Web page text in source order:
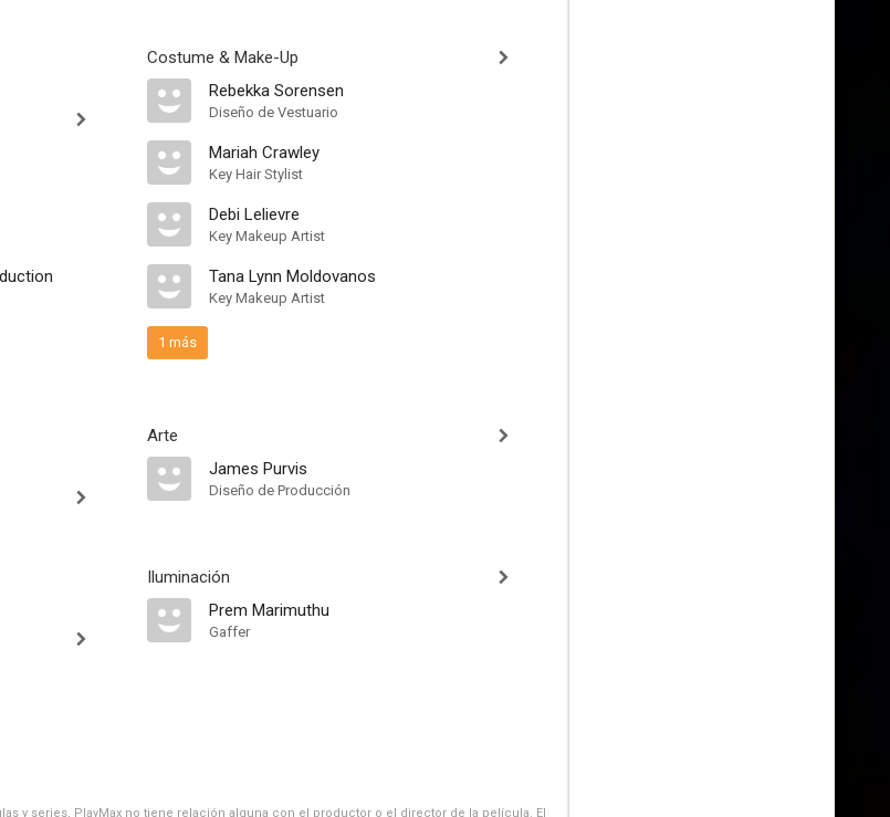
Costume & Make-Up
Rebekka Sorensen
Diseño de Vestuario
Mariah Crawley
Key Hair Stylist
Debi Lelievre
Key Makeup Artist
Tana Lynn Moldovanos
Key Makeup Artist
1 más
Arte
James Purvis
Diseño de Producción
Iluminación
Prem Marimuthu
Gaffer
y series, PlayMax no tiene relación alguna con el productor o el director de la película. El